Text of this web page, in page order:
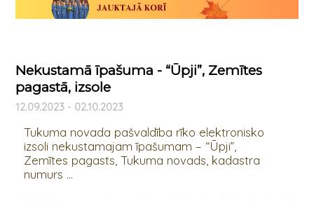
Nekustamā īpašuma - “Ūpji”, Zemītes
pagastā, izsole
12.09.2023 - 02.10.2023
Tukuma novada pašvaldība rīko elektronisko
izsoli nekustamajam īpašumam – “Ūpji”,
Zemītes pagasts, Tukuma novads, kadastra
numurs ...